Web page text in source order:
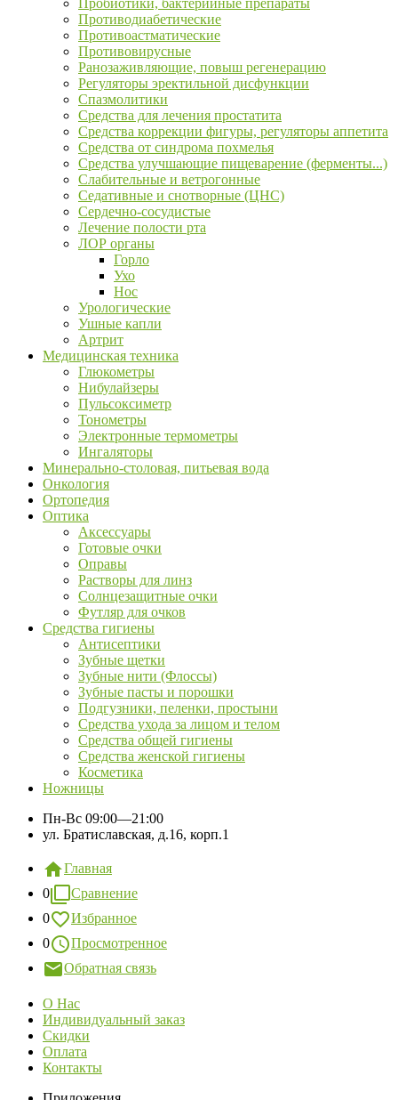
Пробиотики, бактерийные препараты
Противодиабетические
Противоастматические
Противовирусные
Ранозаживляющие, повыш регенерацию
Регуляторы эректильной дисфункции
Спазмолитики
Средства для лечения простатита
Средства коррекции фигуры, регуляторы аппетита
Средства от синдрома похмелья
Средства улучшающие пищеварение (ферменты...)
Слабительные и ветрогонные
Седативные и снотворные (ЦНС)
Сердечно-сосудистые
Лечение полости рта
ЛОР органы
Горло
Ухо
Нос
Урологические
Ушные капли
Артрит
Медицинская техника
Глюкометры
Нибулайзеры
Пульсоксиметр
Тонометры
Электронные термометры
Ингаляторы
Минерально-столовая, питьевая вода
Онкология
Ортопедия
Оптика
Аксессуары
Готовые очки
Оправы
Растворы для линз
Солнцезащитные очки
Футляр для очков
Средства гигиены
Антисептики
Зубные щетки
Зубные нити (Флоссы)
Зубные пасты и порошки
Подгузники, пеленки, простыни
Средства ухода за лицом и телом
Средства общей гигиены
Средства женской гигиены
Косметика
Ножницы
Пн-Вс 09:00—21:00
ул. Братиславская, д.16, корп.1
Главная
0
Сравнение
0
Избранное
0
Просмотренное
Обратная связь
О Нас
Индивидуальный заказ
Скидки
Оплата
Контакты